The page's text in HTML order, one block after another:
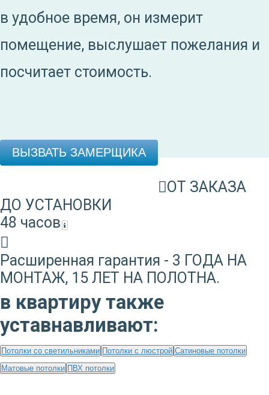
в удобное время, он измерит
помещение, выслушает пожелания и
посчитает стоимость.
ВЫЗВАТЬ ЗАМЕРЩИКА
ОТ ЗАКАЗА
ДО УСТАНОВКИ
48 часов
Расширенная гарантия - 3 ГОДА НА
МОНТАЖ, 15 ЛЕТ НА ПОЛОТНА.
в квартиру также
уставнавливают:
Потолки со светильниками Потолки с люстрой Сатиновые потолки
Матовые потолки ПВХ потолки